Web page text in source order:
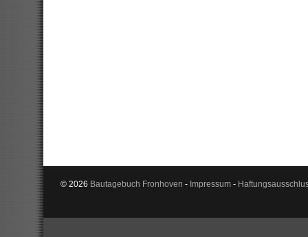
© 2026 Bautagebuch Fronhoven - Impressum-